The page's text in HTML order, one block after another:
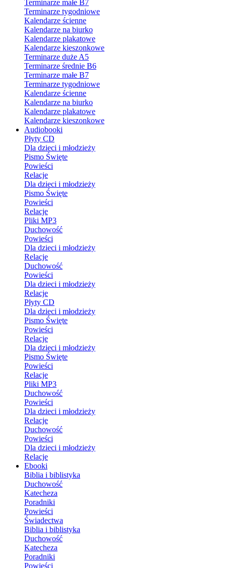
Terminarze małe B7
Terminarze tygodniowe
Kalendarze ścienne
Kalendarze na biurko
Kalendarze plakatowe
Kalendarze kieszonkowe
Terminarze duże A5
Terminarze średnie B6
Terminarze małe B7
Terminarze tygodniowe
Kalendarze ścienne
Kalendarze na biurko
Kalendarze plakatowe
Kalendarze kieszonkowe
Audiobooki
Płyty CD
Dla dzieci i młodzieży
Pismo Święte
Powieści
Relacje
Dla dzieci i młodzieży
Pismo Święte
Powieści
Relacje
Pliki MP3
Duchowość
Powieści
Dla dzieci i młodzieży
Relacje
Duchowość
Powieści
Dla dzieci i młodzieży
Relacje
Płyty CD
Dla dzieci i młodzieży
Pismo Święte
Powieści
Relacje
Dla dzieci i młodzieży
Pismo Święte
Powieści
Relacje
Pliki MP3
Duchowość
Powieści
Dla dzieci i młodzieży
Relacje
Duchowość
Powieści
Dla dzieci i młodzieży
Relacje
Ebooki
Biblia i biblistyka
Duchowość
Katecheza
Poradniki
Powieści
Świadectwa
Biblia i biblistyka
Duchowość
Katecheza
Poradniki
Powieści